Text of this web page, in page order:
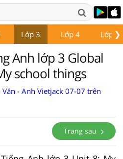
❯
Lớp 3 Lớp 4 Lớp 5
Anh lớp 3 Global
school things
Văn - Anh Vietjack 07-07 trên
Trang sau